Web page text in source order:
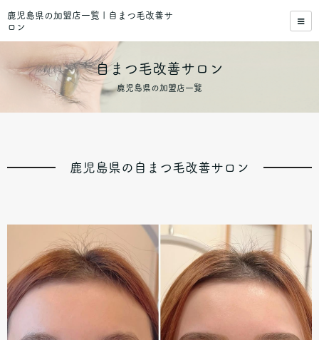
鹿児島県の加盟店一覧 | 自まつ毛改善サ
ロン
自まつ毛改善サロン
鹿児島県の加盟店一覧
鹿児島県の自まつ毛改善サロン